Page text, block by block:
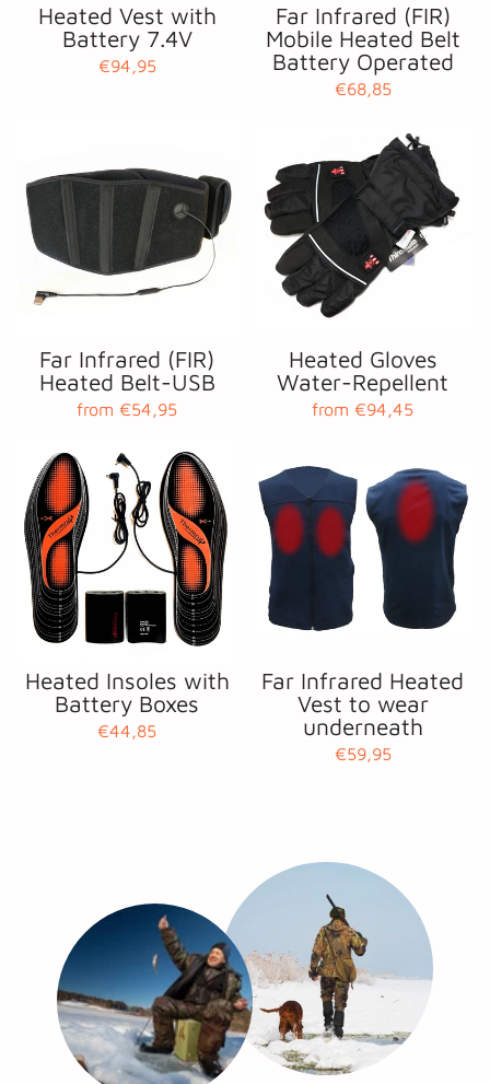
Heated Vest with
Battery 7.4V
€94,95
Far Infrared (FIR)
Mobile Heated Belt
Battery Operated
€68,85
Far Infrared (FIR)
Heated Belt-USB
from €54,95
Heated Gloves
Water-Repellent
from €94,45
Heated Insoles with
Battery Boxes
€44,85
Far Infrared Heated
Vest to wear
underneath
€59,95